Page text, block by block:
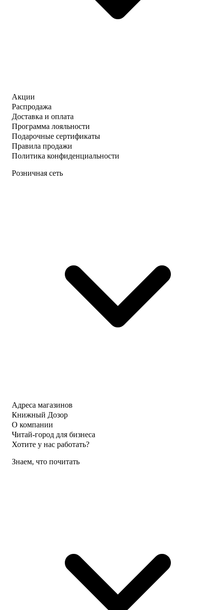
Акции
Распродажа
Доставка и оплата
Программа лояльности
Подарочные сертификаты
Правила продажи
Политика конфиденциальности
Розничная сеть
Адреса магазинов
Книжный Дозор
О компании
Читай-город для бизнеса
Хотите у нас работать?
Знаем, что почитать